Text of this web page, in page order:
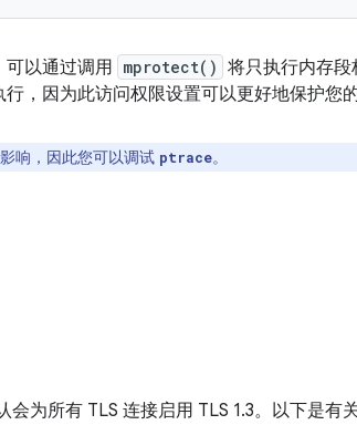
以通过调用 mprotect() 将只执行内存段
，因为此访问权限设置可以更好地保护您的
响，因此您可以调试 ptrace。
为所有 TLS 连接启用 TLS 1.3。以下是有